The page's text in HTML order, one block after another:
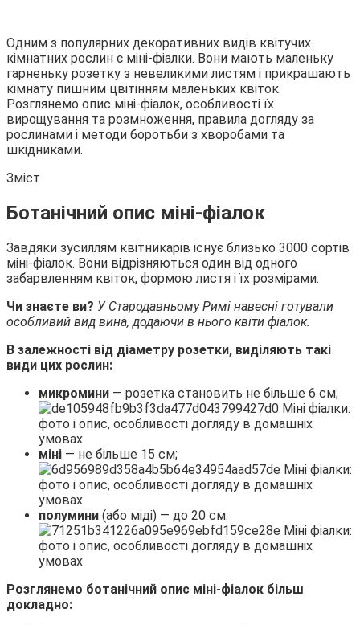
Одним з популярних декоративних видів квітучих
кімнатних рослин є міні-фіалки. Вони мають маленьку
гарненьку розетку з невеликими листям і прикрашають
кімнату пишним цвітінням маленьких квіток.
Розглянемо опис міні-фіалок, особливості їх
вирощування та розмноження, правила догляду за
рослинами і методи боротьби з хворобами та
шкідниками.
Зміст
Ботанічний опис міні-фіалок
Завдяки зусиллям квітникарів існує близько 3000 сортів
міні-фіалок. Вони відрізняються один від одного
забарвленням квіток, формою листя і їх розмірами.
Чи знаєте ви? У Стародавньому Римі навесні готували
особливий вид вина, додаючи в нього квіти фіалок.
В залежності від діаметру розетки, виділяють такі
види цих рослин:
микромини — розетка становить не більше 6 см;
міні — не більше 15 см;
полумини (або міді) — до 20 см.
Розглянемо ботанічний опис міні-фіалок більш
докладно: